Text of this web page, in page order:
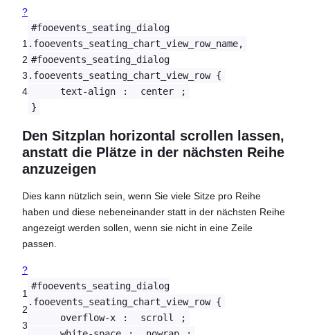
?
1
2
3
4
#fooevents_seating_dialog
.fooevents_seating_chart_view_row_name,
#fooevents_seating_dialog
.fooevents_seating_chart_view_row {
text-align
: center
;
}
Den Sitzplan horizontal scrollen lassen,
anstatt die Plätze in der nächsten Reihe
anzuzeigen
Dies kann nützlich sein, wenn Sie viele Sitze pro Reihe
haben und diese nebeneinander statt in der nächsten Reihe
angezeigt werden sollen, wenn sie nicht in eine Zeile
passen.
?
1
2
3
#fooevents_seating_dialog
.fooevents_seating_chart_view_row {
overflow-x
: scroll
;